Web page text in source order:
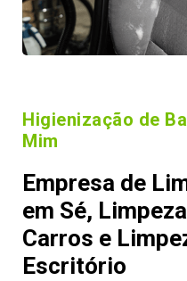
Higienização de
Mim
Empresa de
em Sé,
Carros e
Escritório